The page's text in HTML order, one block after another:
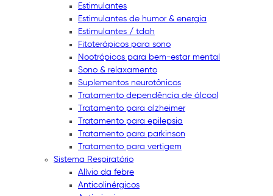
Estimulantes
Estimulantes de humor & energia
Estimulantes / tdah
Fitoterápicos para sono
Nootrópicos para bem-estar mental
Sono & relaxamento
Suplementos neurotônicos
Tratamento dependência de álcool
Tratamento para alzheimer
Tratamento para epilepsia
Tratamento para parkinson
Tratamento para vertigem
Sistema Respiratório
Alívio da febre
Anticolinérgicos